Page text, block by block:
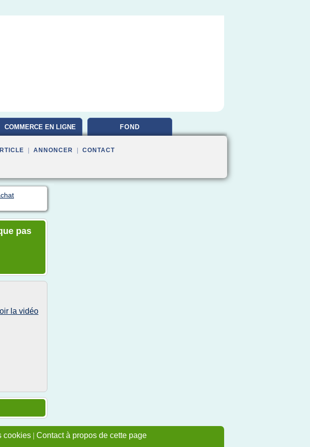
COMMERCE EN LIGNE FOND
ANNONCER CONTACT
pas
la vidéo
cookies | Contact à propos de cette page